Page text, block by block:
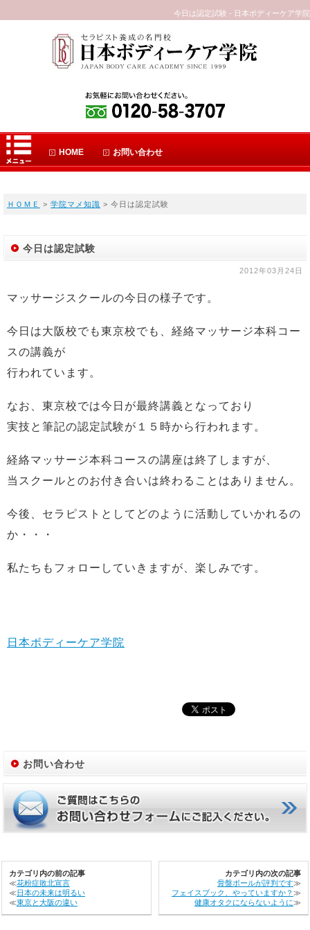
今日は認定試験 - 日本ボディーケア学院
HOME お問い合わせ
ＨＯＭＥ > 学院マメ知識 > 今日は認定試験
今日は認定試験
2012年03月24日
マッサージスクールの今日の様子です。
今日は大阪校でも東京校でも、経絡マッサージ本科コー
スの講義が
行われています。
なお、東京校では今日が最終講義となっており
実技と筆記の認定試験が１５時から行われます。
経絡マッサージ本科コースの講座は終了しますが、
当スクールとのお付き合いは終わることはありません。
今後、セラピストとしてどのように活動していかれるの
か・・・
私たちもフォローしていきますが、楽しみです。
日本ボディーケア学院
お問い合わせ
カテゴリ内の前の記事
≪花粉症敗北宣言
≪日本の未来は明るい
≪東京と大阪の違い
カテゴリ内の次の記事
骨盤ボールが評判です≫
フェイスブック、やっていますか？ ≫
健康オタクにならないように≫